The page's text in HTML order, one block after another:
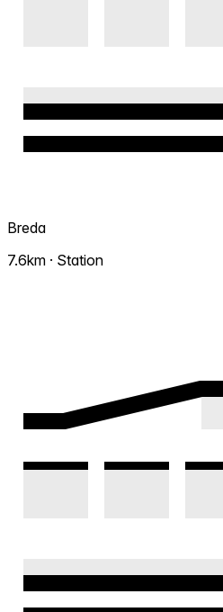
Breda
7.6km · Station